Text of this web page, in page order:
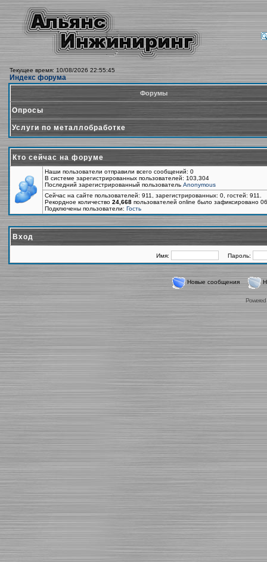
Текущее время: 10/08/2026 22:55:45
Индекс форума
Форумы
Опросы
Услуги по металлобработке
Кто сейчас на форуме
Наши пользователи отправили всего сообщений: 0
В системе зарегистрированных пользователей: 103,304
Последний зарегистрированный пользователь Anonymous
Сейчас на сайте пользователей: 911, зарегистрированных: 0, гостей:
Рекордное количество 24,668 пользователей online было зафиксировано
Подключены пользователи: Гость
Вход
Имя: Пароль:
Новые сообщения